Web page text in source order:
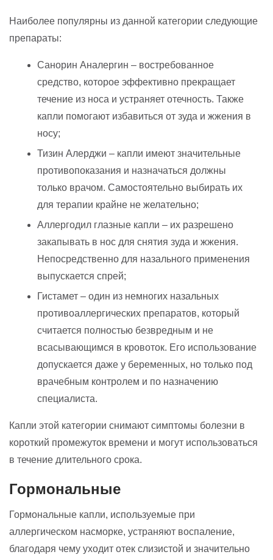
Наиболее популярны из данной категории следующие
препараты:
Санорин Аналергин – востребованное
средство, которое эффективно прекращает
течение из носа и устраняет отечность. Также
капли помогают избавиться от зуда и жжения в
носу;
Тизин Алерджи – капли имеют значительные
противопоказания и назначаться должны
только врачом. Самостоятельно выбирать их
для терапии крайне не желательно;
Аллергодил глазные капли – их разрешено
закапывать в нос для снятия зуда и жжения.
Непосредственно для назального применения
выпускается спрей;
Гистамет – один из немногих назальных
противоаллергических препаратов, который
считается полностью безвредным и не
всасывающимся в кровоток. Его использование
допускается даже у беременных, но только под
врачебным контролем и по назначению
специалиста.
Капли этой категории снимают симптомы болезни в
короткий промежуток времени и могут использоваться
в течение длительного срока.
Гормональные
Гормональные капли, используемые при
аллергическом насморке, устраняют воспаление,
благодаря чему уходит отек слизистой и значительно